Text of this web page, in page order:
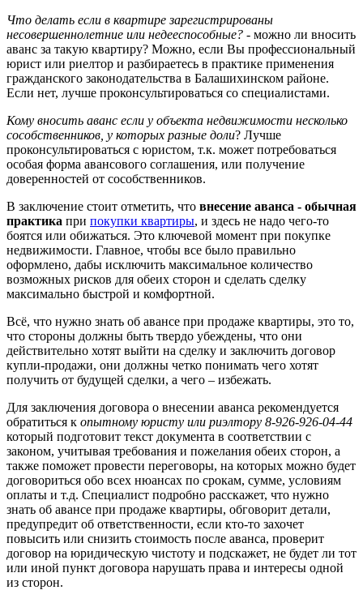
Что делать если в квартире зарегистрированы
несовершеннолетние или недееспособные? - можно ли вносить
аванс за такую квартиру? Можно, если Вы профессиональный
юрист или риелтор и разбираетесь в практике применения
гражданского законодательства в Балашихинском районе.
Если нет, лучше проконсультироваться со специалистами.
Кому вносить аванс если у объекта недвижимости несколько
сособственников, у которых разные доли? Лучше
проконсультироваться с юристом, т.к. может потребоваться
особая форма авансового соглашения, или получение
доверенностей от сособственников.
В заключение стоит отметить, что внесение аванса - обычная
практика при покупки квартиры, и здесь не надо чего-то
боятся или обижаться. Это ключевой момент при покупке
недвижимости. Главное, чтобы все было правильно
оформлено, дабы исключить максимальное количество
возможных рисков для обеих сторон и сделать сделку
максимально быстрой и комфортной.
Всё, что нужно знать об авансе при продаже квартиры, это то,
что стороны должны быть твердо убеждены, что они
действительно хотят выйти на сделку и заключить договор
купли-продажи, они должны четко понимать чего хотят
получить от будущей сделки, а чего – избежать.
Для заключения договора о внесении аванса рекомендуется
обратиться к опытному юристу или риэлтору 8-926-926-04-44
который подготовит текст документа в соответствии с
законом, учитывая требования и пожелания обеих сторон, а
также поможет провести переговоры, на которых можно будет
договориться обо всех нюансах по срокам, сумме, условиям
оплаты и т.д. Специалист подробно расскажет, что нужно
знать об авансе при продаже квартиры, обговорит детали,
предупредит об ответственности, если кто-то захочет
повысить или снизить стоимость после аванса, проверит
договор на юридическую чистоту и подскажет, не будет ли тот
или иной пункт договора нарушать права и интересы одной
из сторон.